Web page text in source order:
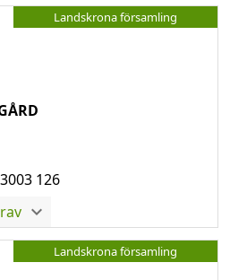
Landskrona församling
3003 126
Landskrona församling